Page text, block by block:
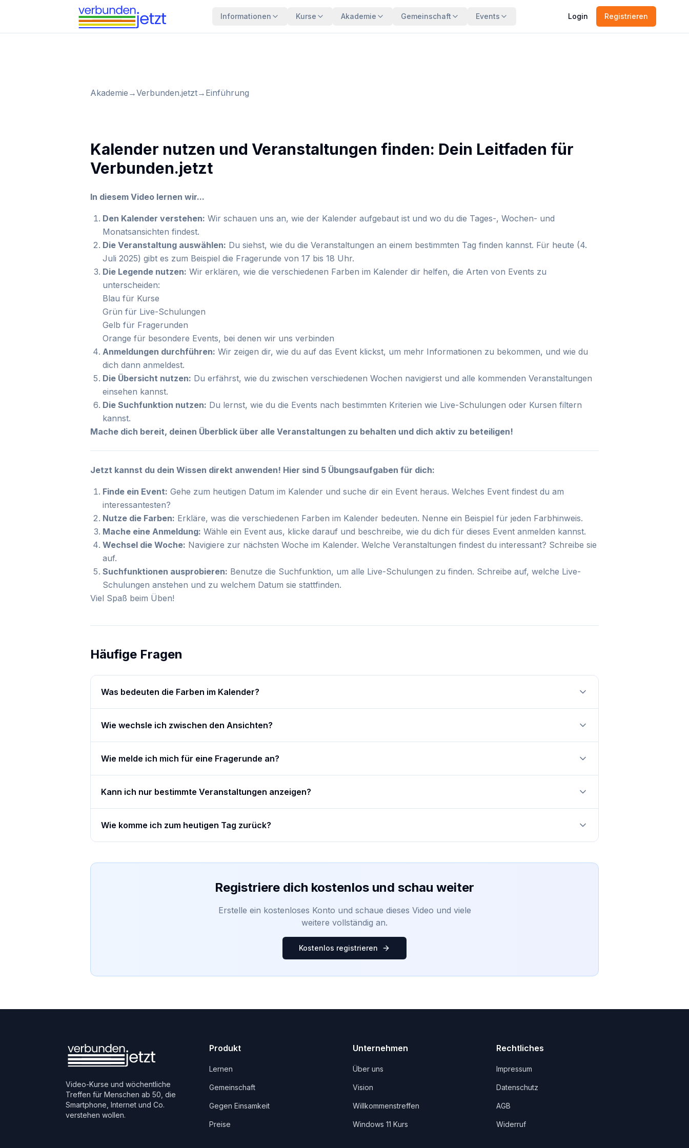
Informationen Kurse Akademie Gemeinschaft Events Login Registrieren
Akademie →Verbunden.jetzt→ Einführung
Kalender nutzen und Veranstaltungen finden: Dein Leitfaden für
Verbunden.jetzt
In diesem Video lernen wir...
Den Kalender verstehen: Wir schauen uns an, wie der Kalender aufgebaut ist und wo du die Tages-, Wochen- und
Monatsansichten findest.
Die Veranstaltung auswählen: Du siehst, wie du die Veranstaltungen an einem bestimmten Tag finden kannst. Für heute (4.
Juli 2025) gibt es zum Beispiel die Fragerunde von 17 bis 18 Uhr.
Die Legende nutzen: Wir erklären, wie die verschiedenen Farben im Kalender dir helfen, die Arten von Events zu
unterscheiden:
Blau für Kurse
Grün für Live-Schulungen
Gelb für Fragerunden
Orange für besondere Events, bei denen wir uns verbinden
Anmeldungen durchführen: Wir zeigen dir, wie du auf das Event klickst, um mehr Informationen zu bekommen, und wie du
dich dann anmeldest.
Die Übersicht nutzen: Du erfährst, wie du zwischen verschiedenen Wochen navigierst und alle kommenden Veranstaltungen
einsehen kannst.
Die Suchfunktion nutzen: Du lernst, wie du die Events nach bestimmten Kriterien wie Live-Schulungen oder Kursen filtern
kannst.
Mache dich bereit, deinen Überblick über alle Veranstaltungen zu behalten und dich aktiv zu beteiligen!
Jetzt kannst du dein Wissen direkt anwenden! Hier sind 5 Übungsaufgaben für dich:
Finde ein Event: Gehe zum heutigen Datum im Kalender und suche dir ein Event heraus. Welches Event findest du am
interessantesten?
Nutze die Farben: Erkläre, was die verschiedenen Farben im Kalender bedeuten. Nenne ein Beispiel für jeden Farbhinweis.
Mache eine Anmeldung: Wähle ein Event aus, klicke darauf und beschreibe, wie du dich für dieses Event anmelden kannst.
Wechsel die Woche: Navigiere zur nächsten Woche im Kalender. Welche Veranstaltungen findest du interessant? Schreibe sie
auf.
Suchfunktionen ausprobieren: Benutze die Suchfunktion, um alle Live-Schulungen zu finden. Schreibe auf, welche Live-
Schulungen anstehen und zu welchem Datum sie stattfinden.
Viel Spaß beim Üben!
Häufige Fragen
Was bedeuten die Farben im Kalender?
Wie wechsle ich zwischen den Ansichten?
Wie melde ich mich für eine Fragerunde an?
Kann ich nur bestimmte Veranstaltungen anzeigen?
Wie komme ich zum heutigen Tag zurück?
Registriere dich kostenlos und schau weiter
Erstelle ein kostenloses Konto und schaue dieses Video und viele
weitere vollständig an.
Kostenlos registrieren
Video-Kurse und wöchentliche
Treffen für Menschen ab 50, die
Smartphone, Internet und Co.
verstehen wollen.
Produkt
Lernen
Gemeinschaft
Gegen Einsamkeit
Preise
Unternehmen
Über uns
Vision
Willkommenstreffen
Windows 11 Kurs
Rechtliches
Impressum
Datenschutz
AGB
Widerruf